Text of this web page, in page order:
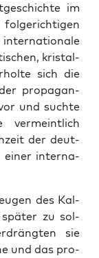
im
kris­tal­
sich die
pro­pa­gan­
und such­te
der deut­
einer inter­na­
des Kal­
spä­ter zu sol­
sie
und das pro­